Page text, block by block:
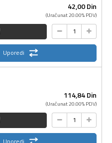
42,00Din
(Uračunat 20.00% PDV)
Uporedi
114,84Din
(Uračunat 20.00% PDV)